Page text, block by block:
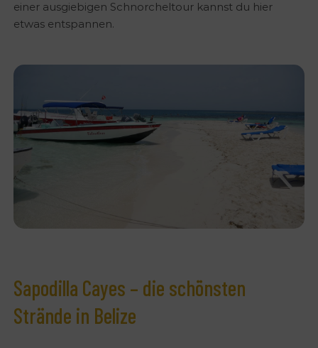
einer ausgiebigen Schnorcheltour kannst du hier
etwas entspannen.
Sapodilla Cayes – die schönsten
Strände in Belize